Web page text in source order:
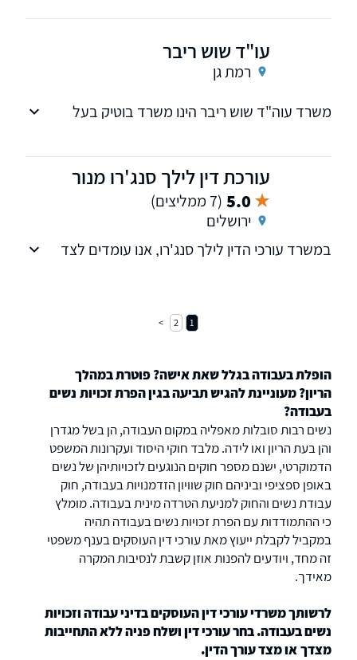
עו"ד שוש ריבר
רמת גן
משרד עוה"ד שוש ריבר הינו משרד בוטיק בעל
כמו גם תאגידים גדולים בישראל, לרבות בנקים
עורכת דין לילך סנג'רו מנור
5.0 (7 ממליצים)
ירושלים
במשרד עורכי הדין לילך סנג'רו, אנו עומדים לצד
משלבים אמינות, מקצועיות ומסירות בלתי
1
2
הופלת בעבודה בגלל שאת אישה? פוטרת במהלך
הריון? מעוניינת להגיש תביעה בגין הפרת זכויות נשים
בעבודה?
נשים רבות סובלות מאפליה במקום העבודה, הן בשל מגדרן
והן בעת הריון ואו לידה. מלבד חוקי היסוד ועקרונות המשפט
הדמוקרטי, ישנם מספר חוקים הנוגעים לזכויותיהן של נשים
באופן ספציפי וביניהם חוק שוויון הזדמנויות בעבודה, חוק
עבודת נשים והחוק למניעת הטרדה מינית בעבודה. מומלץ
כי ההתמודדות עם הפרת זכויות נשים בעבודה תהיה
במקביל לקבלת ייעוץ מאת עורכי דין העוסקים בענף משפטי
זה מחד, ויודעים להפנות אוזן קשבת לנסיבות המקרה
מאידך.
לרשותך משרדי עורכי דין העוסקים בדיני עבודה וזכויות
נשים בעבודה. בחר עורכי דין ושלח פניה ללא התחייבות
מצדך או מצד עורך הדין.